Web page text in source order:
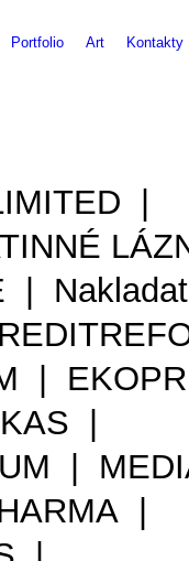
Portfolio Art Kontakty
|
|
|
|
|
|